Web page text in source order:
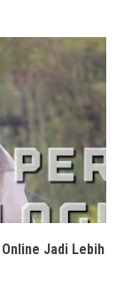
Jadi Lebih